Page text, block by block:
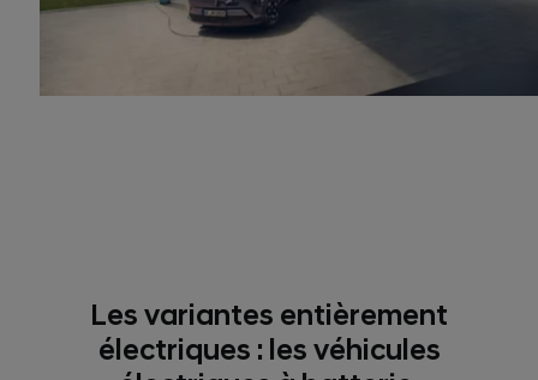
Les variantes entièrement
électriques : les véhicules